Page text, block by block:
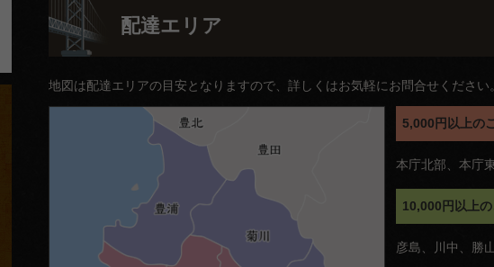
配達エリア
地図は配達エリアの目安となりますので、詳しくはお気軽にお問合せください。
5,000円以上の
本庁北部、本庁
10,000円以上
彦島、川中、勝